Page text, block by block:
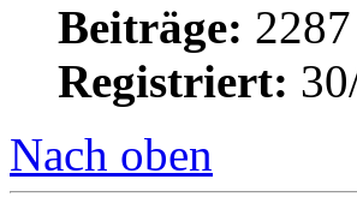
Beiträge: 2287
Registriert:
Nach oben